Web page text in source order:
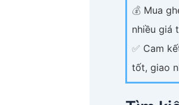
💰 Mua
nhiều giá
✅ Cam
tốt, giao